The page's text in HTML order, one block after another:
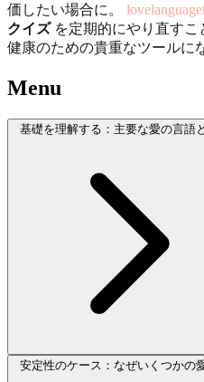
価したい場合に。
クイズを定期的にやり直すこ
健康のための貴重なツールに
Menu
基礎を理解する：主要な愛の言語
安定性のケース：なぜいくつかの